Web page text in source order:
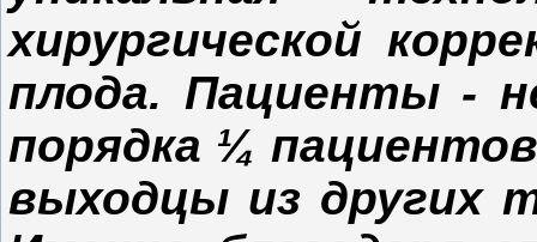
хирургической
плода. Пациенты -
порядка ¼
выходцы из других